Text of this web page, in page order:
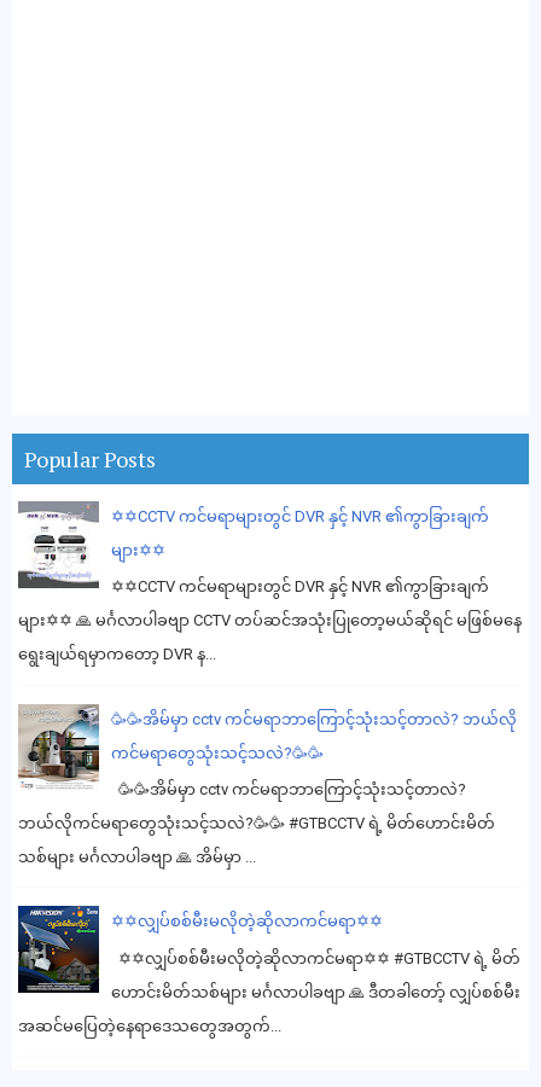
Popular Posts
✡️✡️CCTV ကင်မရာများတွင် DVR နှင့် NVR ၏ကွာခြားချက်
များ✡️✡️
✡️✡️CCTV ကင်မရာများတွင် DVR နှင့် NVR ၏ကွာခြားချက်
များ✡️✡️ 🙏 မင်္ဂလာပါခဗျာ CCTV တပ်ဆင်အသုံးပြုတော့မယ်ဆိုရင် မဖြစ်မနေ
ရွေးချယ်ရမှာကတော့ DVR န...
🥳🥳အိမ်မှာ cctv ကင်မရာဘာကြောင့်သုံးသင့်တာလဲ? ဘယ်လို
ကင်မရာတွေသုံးသင့်သလဲ?🥳🥳
🥳🥳အိမ်မှာ cctv ကင်မရာဘာကြောင့်သုံးသင့်တာလဲ?
ဘယ်လိုကင်မရာတွေသုံးသင့်သလဲ?🥳🥳 #GTBCCTV ရဲ့ မိတ်ဟောင်းမိတ်
သစ်များ မင်္ဂလာပါခဗျာ 🙏 အိမ်မှာ ...
✡️✡️လျှပ်စစ်မီးမလိုတဲ့ဆိုလာကင်မရာ✡️✡️
✡️✡️လျှပ်စစ်မီးမလိုတဲ့ဆိုလာကင်မရာ✡️✡️ #GTBCCTV ရဲ့ မိတ်
ဟောင်းမိတ်သစ်များ မင်္ဂလာပါခဗျာ 🙏 ဒီတခါတော့် လျှပ်စစ်မီး
အဆင်မပြေတဲ့နေရာဒေသတွေအတွက်...